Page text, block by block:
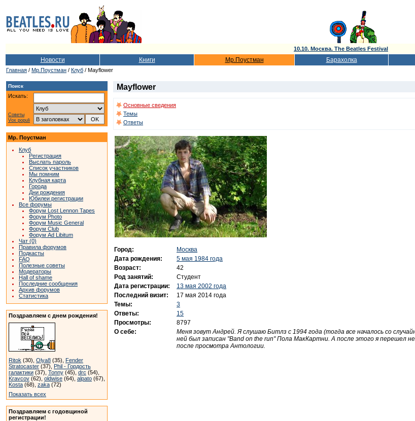
10.10. Москва. The Beatles Festival
Новости Книги Мр.Поустман Барахолка
Главная / Мр.Поустман / Клуб / Mayflower
Поиск
Искать:
Советы
Vox populi
Мр. Поустман
Клуб
Регистрация
Выслать пароль
Список участников
Мы помним
Клубная карта
Города
Дни рождения
Юбилеи регистрации
Все форумы
Форум Lost Lennon Tapes
Форум Photo
Форум Music General
Форум Club
Форум Ad Libitum
Чат (0)
Правила форумов
Подкасты
FAQ
Полезные советы
Модераторы
Hall of shame
Последние сообщения
Архив форумов
Статистика
Поздравляем с днем рождения!
Ritok (30), Olya8 (35), Fender
Stratocaster (37), Phil - Гордость
галактики (37), Tonny (45), drc (54),
Kravcov (62), oldwise (64), alpato (67),
Kosta (68), zaka (72)
Показать всех
Поздравляем с годовщиной
регистрации!
Mayflower
Основные сведения
Темы
Ответы
Город:
Москва
Дата рождения:
5 мая 1984 года
Возраст:
42
Род занятий:
Студент
Дата регистрации:
13 мая 2002 года
Последний визит:
17 мая 2014 года
Темы:
3
Ответы:
15
Просмотры:
8797
О себе:
Меня зовут Андрей. Я слушаю Битлз с 1994 года (тогда все началось со
ней был записан "Band on the run" Пола МакКартни. А после этого я перешел
после просмотра Антологии.